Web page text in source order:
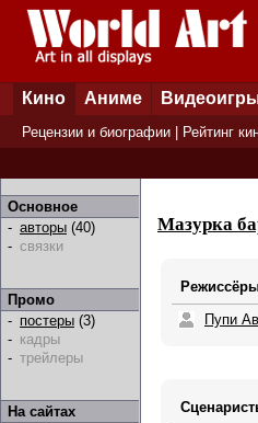
Кино Аниме
Рецензии и биографии Рейтинг
Основное
- авторы (40)
- связки
Промо
- постеры (3)
- кадры
- трейлеры
На сайтах
Мазурка
Пупи